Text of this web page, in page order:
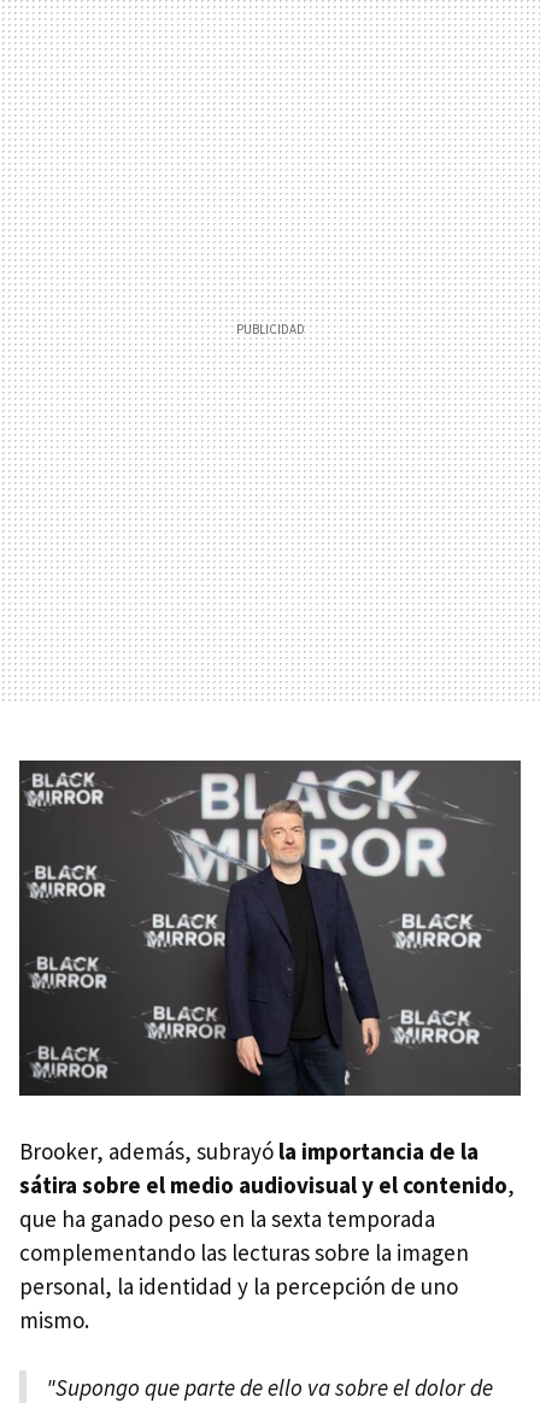
Brooker, además, subrayó la importancia de la
sátira sobre el medio audiovisual y el contenido,
que ha ganado peso en la sexta temporada
complementando las lecturas sobre la imagen
personal, la identidad y la percepción de uno
mismo.
"Supongo que parte de ello va sobre el dolor de